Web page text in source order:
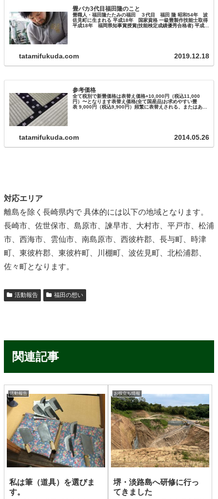
畳バカ3代目福田隆のこと
畳職人・福田隆たたみの福田 ３代目 福田 隆 昭和54年 波
佐見町に生まれる 平成18年 国家資格 一級畳製作技能士取得
平成18年 福岡県知事賞授賞(技能検定成績優秀合格者) 平成
tatamifukuda.com 2019.12.18
参考価格
全て税別で新畳価格は表替え価格+10,000円（税込11,000
円）〜となります表替え価格(全て国産品)お求めやすい畳
表 9,000円（税込9,900円）頻繁に表替えされる、またはあま
tatamifukuda.com 2014.05.26
対応エリア
離島を除く長崎県内で 具体的には以下の地域となります。
長崎市、佐世保市、島原市、諫早市、大村市、平戸市、松浦
市、西海市、雲仙市、南島原市、西彼杵郡、長与町、時津
町、東彼杵郡、東彼杵町、川棚町、波佐見町、北松浦郡、
佐々町となります。
活動報告 福田の想い
関連記事
活動報告
私は筆（道具）を選びま
す。
お役立ち情報
堺・淡路島へ研修に行っ
てきました